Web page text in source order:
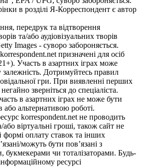
в розділі Я-Корреспондент є автор
передрук та відтворення
та/або аудіовізуальних творів
Images - суворо забороняється.
призначені для осіб
Участь в азартних іграх може
залежність. Дотримуйтесь правил
гри. При виявленні перших
зверніться до спеціаліста.
в азартних іграх не може бути
або альтернативою роботі.
korrespondent.net не проводить
або віртуальні гроші, також сайт не
формі оплату ставок та інших
можуть бути пов’язані з
букмекерами чи тоталізаторами. Будь-
ресурсі